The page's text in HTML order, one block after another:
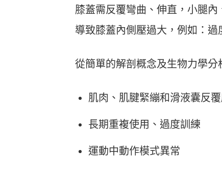
膝蓋需反覆彎曲、伸直，小腿
導致膝蓋內側壓過大，例如：過
從簡單的解剖概念及生物力學分
肌肉、肌腱緊繃和滑液囊反
長期重複使用、過度訓練
運動中動作模式異常
人教練像計程車、精準直達目標
證」